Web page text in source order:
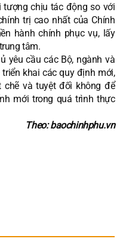
chịu tác động so với
trị cao nhất của Chính
hành chính phục vụ, lấy
tâm.
yêu cầu các Bộ, ngành và
khai các quy định mới,
và tuyệt đối không để
mới trong quá trình thực
Theo: baochinhphu.vn